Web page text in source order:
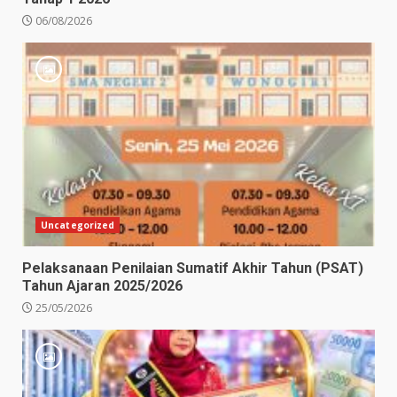
06/08/2026
Uncategorized
Pelaksanaan Penilaian Sumatif Akhir Tahun (PSAT)
Tahun Ajaran 2025/2026
25/05/2026